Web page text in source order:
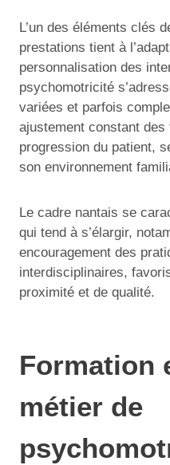
L’un des éléments clés
prestations tient à
personnalisation des
psychomotricité
variées et parfois
ajustement constant
progression du patient,
son environnement
Le cadre nantais se
qui tend à s’élargir,
encouragement des
interdisciplinaires,
proximité et de qualité.
Formation
métier de